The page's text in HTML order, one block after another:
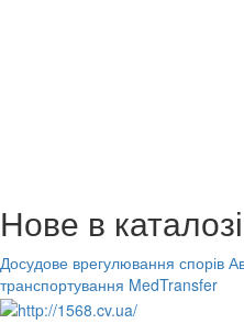
Нове в каталозі
Досудове врегулювання спорів
транспортування MedTransfer